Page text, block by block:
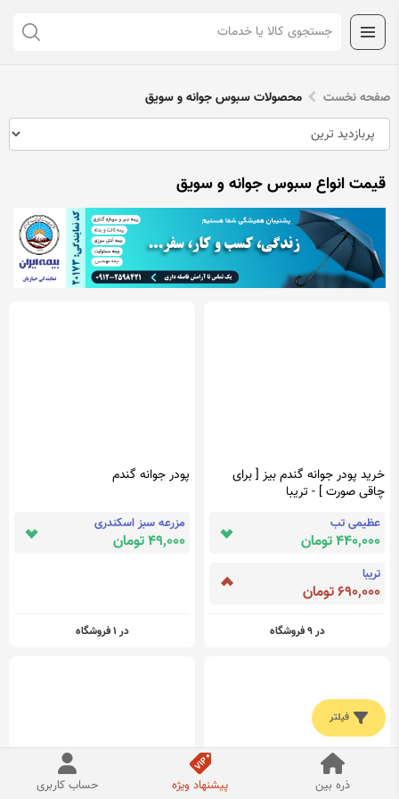
صفحه نخست محصولات سبوس جوانه و سویق
قیمت انواع سبوس جوانه و سویق
خرید پودر جوانه گندم بیز [ برای
چاقی صورت ] - تریبا
عظیمی تب
440,000 تومان
تریبا
690,000 تومان
در 9 فروشگاه
پودر جوانه گندم
مزرعه سبز اسکندری
49,000 تومان
در 1 فروشگاه
فیلتر
ذره بین پیشنهاد ویژه حساب کاربری